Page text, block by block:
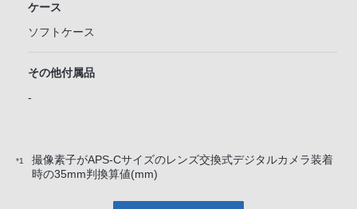
ケース
ソフトケース
その他付属品
-
*1
撮像素子がAPS-Cサイズのレンズ交換式デジタルカメラ装着
時の35mm判換算値(mm)